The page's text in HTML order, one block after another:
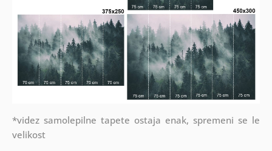
*videz samolepilne tapete ostaja enak, spremeni se le
velikost